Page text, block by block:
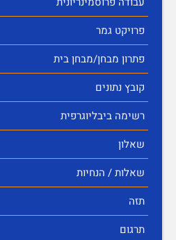
פרויקט גמר
פתרון מבחן/מבחן בית
קובץ נתונים
רשימה ביבליוגרפית
שאלון
שאלות / הנחיות
תזה
תרגום